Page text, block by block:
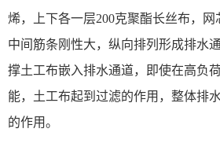
烯，上下各一层200克聚酯长丝布，网
中间筋条刚性大，纵向排列形成排水
撑土工布嵌入排水通道，即使在高负
能，土工布起到过滤的作用，整体排
的作用。